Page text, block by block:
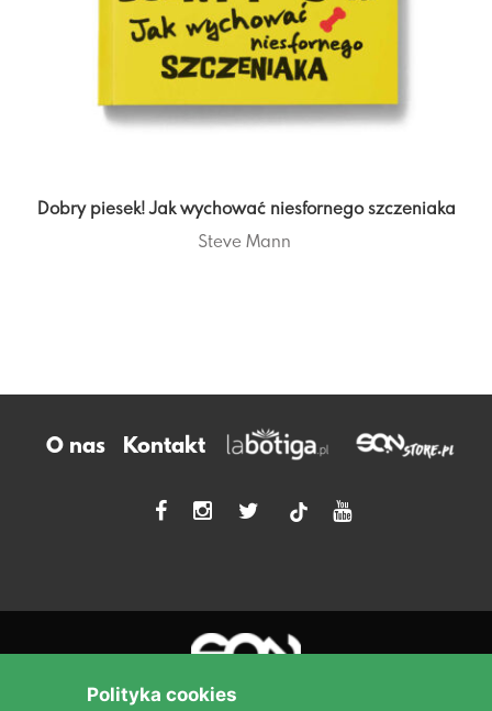
Dobry piesek! Jak wychować niesfornego szczeniaka
Steve Mann
O nas Kontakt
tiktok
Polityka cookies